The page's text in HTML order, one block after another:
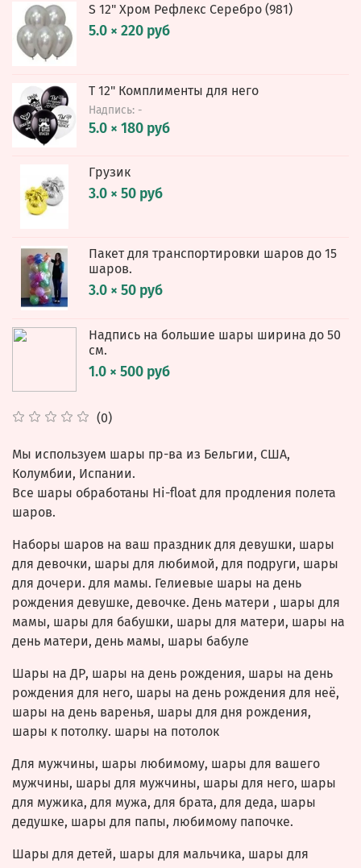
(0)
S 12" Хром Рефлекс Серебро (981)
5.0 × 220 руб
Т 12" Комплименты для него
Надпись: -
5.0 × 180 руб
Грузик
3.0 × 50 руб
Пакет для транспортировки шаров до 15
шаров.
3.0 × 50 руб
Надпись на большие шары ширина до 50
см.
1.0 × 500 руб
Мы используем шары пр-ва из Бельгии, США,
Колумбии, Испании.
Все шары обработаны Hi-float для продления полета
шаров.
Наборы шаров на ваш праздник для девушки, шары
для девочки, шары для любимой, для подруги, шары
для дочери. для мамы. Гелиевые шары на день
рождения девушке, девочке. День матери , шары для
мамы, шары для бабушки, шары для матери, шары на
день матери, день мамы, шары бабуле
Шары на ДР, шары на день рождения, шары на день
рождения для него, шары на день рождения для неё,
шары на день варенья, шары для дня рождения,
шары к потолку. шары на потолок
Для мужчины, шары любимому, шары для вашего
мужчины, шары для мужчины, шары для него, шары
для мужика, для мужа, для брата, для деда, шары
дедушке, шары для папы, любимому папочке.
Шары для детей, шары для мальчика, шары для